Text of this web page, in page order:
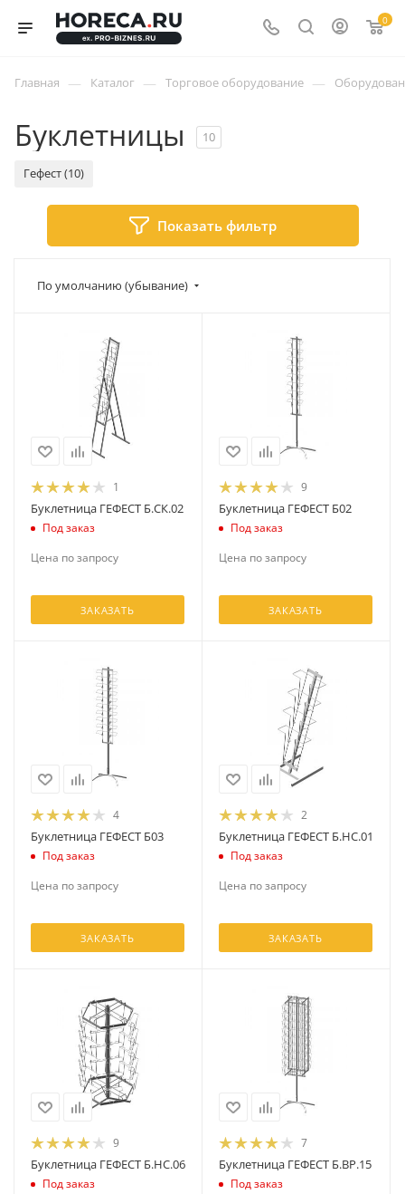
0
Главная — Каталог — Торговое оборудование —
Буклетницы 10
Гефест (10)
Показать фильтр
По умолчанию (убывание)
1
Буклетница ГЕФЕСТ Б.СК.02
Под заказ
Цена по запросу
ЗАКАЗАТЬ
9
Буклетница ГЕФЕСТ Б02
Под заказ
Цена по запросу
ЗАКАЗАТЬ
4
Буклетница ГЕФЕСТ Б03
Под заказ
Цена по запросу
ЗАКАЗАТЬ
2
Буклетница ГЕФЕСТ Б.НС.01
Под заказ
Цена по запросу
ЗАКАЗАТЬ
9
Буклетница ГЕФЕСТ Б.НС.06
Под заказ
7
Буклетница ГЕФЕСТ Б.ВР.15
Под заказ